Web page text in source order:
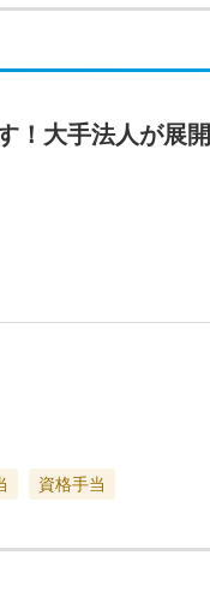
！大手法人が展
資格手当